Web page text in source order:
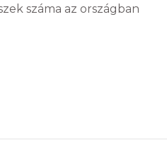
száma az országban